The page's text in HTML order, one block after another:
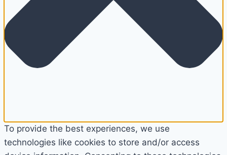
To provide the best experiences, we use
technologies like cookies to store and/or access